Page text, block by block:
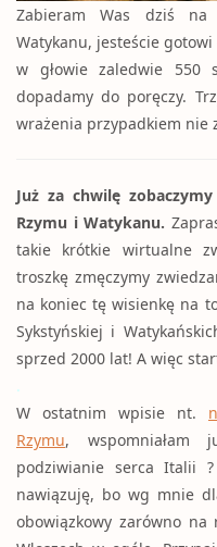
Zabieram Was dziś na
Watykanu, jesteście
w głowie zaledwie 550
dopadamy do poręczy.
wrażenia przypadkiem nie
Już za chwilę
Rzymu i Watykanu.
takie krótkie wirtualne
troszkę zmęczymy
na koniec tę wisienkę na
Sykstyńskiej i
sprzed 2000 lat! A więc
.
W ostatnim wpisie nt.
Rzymu, wspomniałam
podziwianie serca Italii
nawiązuję, bo wg mnie
obowiązkowy zarówno na